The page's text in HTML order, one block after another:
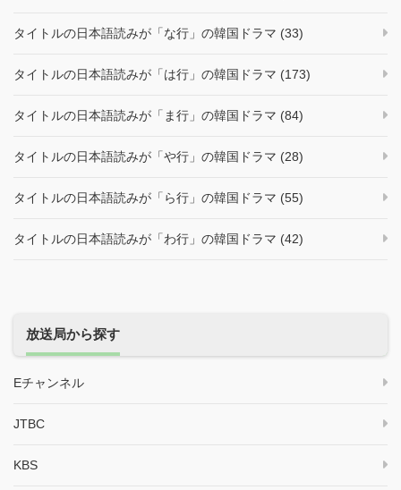
タイトルの日本語読みが「な行」の韓国ドラマ (33)
タイトルの日本語読みが「は行」の韓国ドラマ (173)
タイトルの日本語読みが「ま行」の韓国ドラマ (84)
タイトルの日本語読みが「や行」の韓国ドラマ (28)
タイトルの日本語読みが「ら行」の韓国ドラマ (55)
タイトルの日本語読みが「わ行」の韓国ドラマ (42)
放送局から探す
Eチャンネル
JTBC
KBS